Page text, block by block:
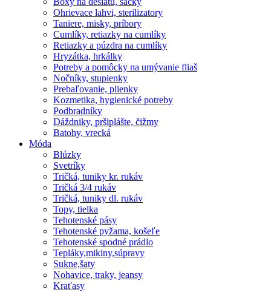
Ohrievace lahvi, sterilizatory
Taniere, misky, príbory
Cumlíky, retiazky na cumlíky
Retiazky a púzdra na cumlíky
Hryzátka, hrkálky
Potreby a pomôcky na umývanie fliaš
Nočníky, stupienky
Prebaľovanie, plienky
Kozmetika, hygienické potreby
Podbradníky
Dáždniky, pršiplášte, čižmy
Batohy, vrecká
Móda
Blúzky
Svetríky
Tričká, tuniky kr. rukáv
Tričká 3/4 rukáv
Tričká, tuniky dl. rukáv
Topy, tielka
Tehotenské pásy
Tehotenské pyžama, košeľe
Tehotenské spodné prádlo
Tepláky,mikiny,súpravy
Sukne,šaty
Nohavice, traky, jeansy
Kraťasy